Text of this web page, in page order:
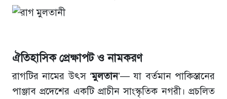
ঐতিহাসিক প্রেক্ষাপট ও নামকরণ
রাগটির নামের উৎস ‘মুলতান’— যা বর্তমান পাকিস্তানের
পাঞ্জাব প্রদেশের একটি প্রাচীন সাংস্কৃতিক নগরী। প্রচলিত